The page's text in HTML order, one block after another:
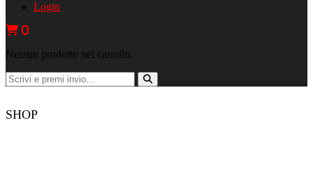
Login
0
Nessun prodotto nel carrello.
SHOP